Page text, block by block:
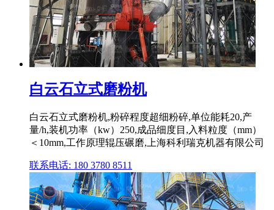
白云石立式磨粉机
白云石立式磨粉机,粉碎程度超细粉碎,单位能耗20,产
量/h,装机功率（kw）250,成品细度目,入料粒度（mm）
＜10mm,工作原理辊压碾磨,上海科利瑞克机器有限公司
联系电话: 180 3780 8511